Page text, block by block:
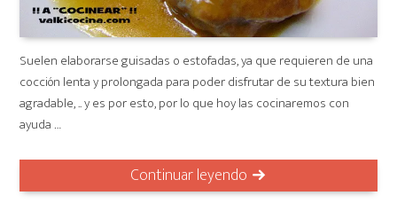
Suelen elaborarse guisadas o estofadas, ya que requieren de una
cocción lenta y prolongada para poder disfrutar de su textura bien
agradable, .. y es por esto, por lo que hoy las cocinaremos con
ayuda …
Continuar leyendo